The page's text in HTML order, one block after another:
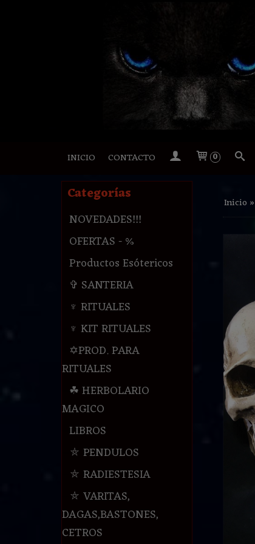
INICIO CONTACTO 0
Categorías
NOVEDADES!!!
OFERTAS - %
Productos Esótericos
✞ SANTERIA
♆ RITUALES
♆ KIT RITUALES
✡PROD. PARA
RITUALES
☘ HERBOLARIO
MAGICO
LIBROS
⛤ PENDULOS
⛤ RADIESTESIA
⛤ VARITAS,
DAGAS,BASTONES,
CETROS
Inicio »